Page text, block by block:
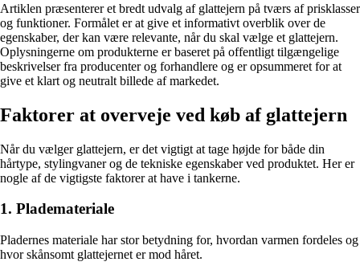
Artiklen præsenterer et bredt udvalg af glattejern på tværs af prisklasser
og funktioner. Formålet er at give et informativt overblik over de
egenskaber, der kan være relevante, når du skal vælge et glattejern.
Oplysningerne om produkterne er baseret på offentligt tilgængelige
beskrivelser fra producenter og forhandlere og er opsummeret for at
give et klart og neutralt billede af markedet.
Faktorer at overveje ved køb af glattejern
Når du vælger glattejern, er det vigtigt at tage højde for både din
hårtype, stylingvaner og de tekniske egenskaber ved produktet. Her er
nogle af de vigtigste faktorer at have i tankerne.
1. Plademateriale
Pladernes materiale har stor betydning for, hvordan varmen fordeles og
hvor skånsomt glattejernet er mod håret.